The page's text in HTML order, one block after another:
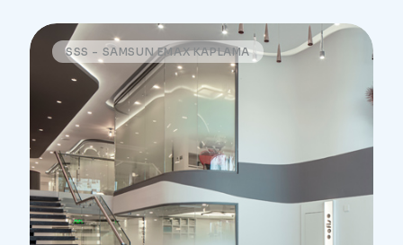
SSS - SAMSUN EMAX KAPLAMA